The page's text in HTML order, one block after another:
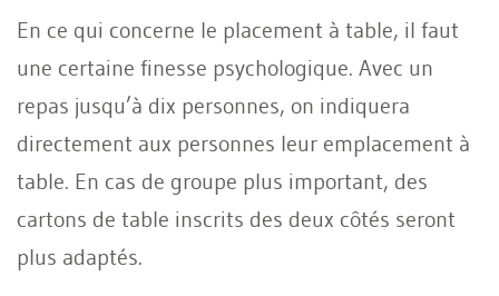
En ce qui concerne le placement à table, il faut
une certaine finesse psychologique. Avec un
repas jusqu’à dix personnes, on indiquera
directement aux personnes leur emplacement à
table. En cas de groupe plus important, des
cartons de table inscrits des deux côtés seront
plus adaptés.